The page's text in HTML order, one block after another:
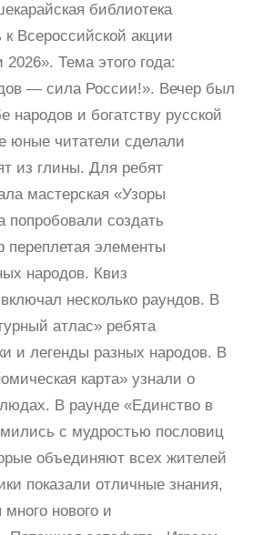
библиотека
Всероссийской акции
Тема этого года:
— сила России!». Вечер был
народов и богатству русской
юные читатели сделали
из глины. Для ребят
мастерская «Узоры
попробовали создать
переплетая элементы
народов. Квиз
несколько раундов. В
атлас» ребята
и легенды разных народов. В
карта» узнали о
В раунде «Единство в
с мудростью пословиц
объединяют всех жителей
показали отличные знания,
нового и